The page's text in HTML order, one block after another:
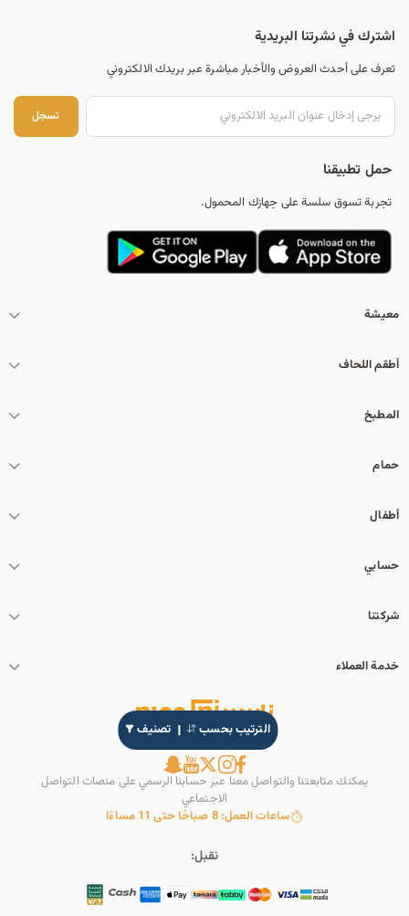
الترتيب بحسب تصنيف
اشترك في نشرتنا البريدية
تعرف على أحدث العروض والأخبار مباشرة عبر بريدك الالكتروني
تسجل
حمل تطبيقنا
تجربة تسوق سلسة على جهازك المحمول.
معيشة
أطقم اللحاف
المطبخ
حمام
أطفال
حسابي
شركتنا
خدمة العملاء
يمكنك متابعتنا والتواصل معنا عبر حسابنا الرسمي على منصات التواصل
الاجتماعي
ساعات العمل: 8 صباحًا حتى 11 مساءًا
نقبل: